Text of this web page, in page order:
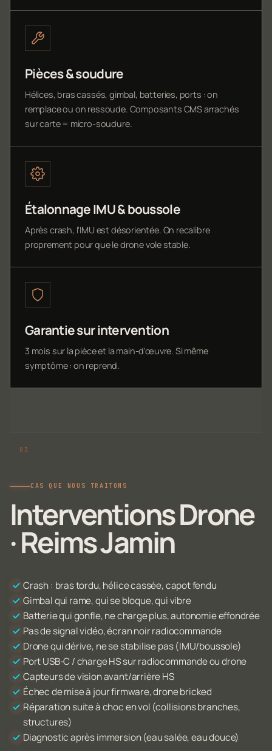
Pièces & soudure
Hélices, bras cassés, gimbal, batteries, ports : on
remplace ou on ressoude. Composants CMS arrachés
sur carte = micro-soudure.
Étalonnage IMU & boussole
Après crash, l'IMU est désorientée. On recalibre
proprement pour que le drone vole stable.
Garantie sur intervention
3 mois sur la pièce et la main-d'œuvre. Si même
symptôme : on reprend.
CAS QUE NOUS TRAITONS
Interventions Drone
· Reims Jamin
Crash : bras tordu, hélice cassée, capot fendu
Gimbal qui rame, qui se bloque, qui vibre
Batterie qui gonfle, ne charge plus, autonomie effondrée
Pas de signal vidéo, écran noir radiocommande
Drone qui dérive, ne se stabilise pas (IMU/boussole)
Port USB-C / charge HS sur radiocommande ou drone
Capteurs de vision avant/arrière HS
Échec de mise à jour firmware, drone bricked
Réparation suite à choc en vol (collisions branches,
structures)
Diagnostic après immersion (eau salée, eau douce)